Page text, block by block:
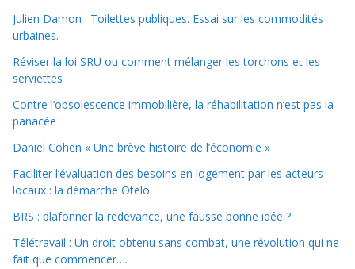
Julien Damon : Toilettes publiques. Essai sur les commodités
urbaines.
Réviser la loi SRU ou comment mélanger les torchons et les
serviettes
Contre l’obsolescence immobilière, la réhabilitation n’est pas la
panacée
Daniel Cohen « Une brève histoire de l’économie »
Faciliter l’évaluation des besoins en logement par les acteurs
locaux : la démarche Otelo
BRS : plafonner la redevance, une fausse bonne idée ?
Télétravail : Un droit obtenu sans combat, une révolution qui ne
fait que commencer….